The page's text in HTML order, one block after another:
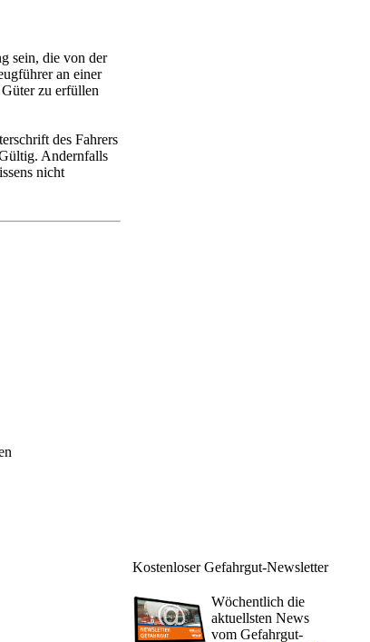
sein, die von der
an einer
zu erfüllen
des Fahrers
Andernfalls
nicht
Kostenloser Gefahrgut-Newsletter
Wöchentlich die
aktuellsten News
vom Gefahrgut-